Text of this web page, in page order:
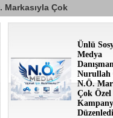
Ünlü
Medya
Nurullah
N.Ö.
Çok Özel
Düzenledi